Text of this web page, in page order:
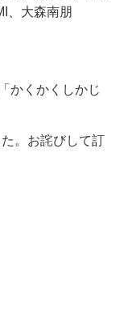
、大森南朋
かくかくしかじ
。お詫びして訂